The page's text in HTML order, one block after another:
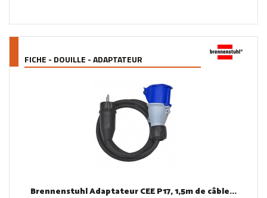
FICHE - DOUILLE - ADAPTATEUR
Brennenstuhl Adaptateur CEE P17, 1,5m de câble...